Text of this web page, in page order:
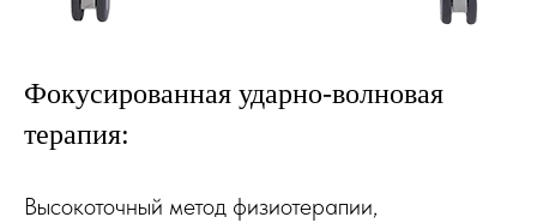
Фокусированная ударно-волновая
терапия:
Высокоточный метод физиотерапии,